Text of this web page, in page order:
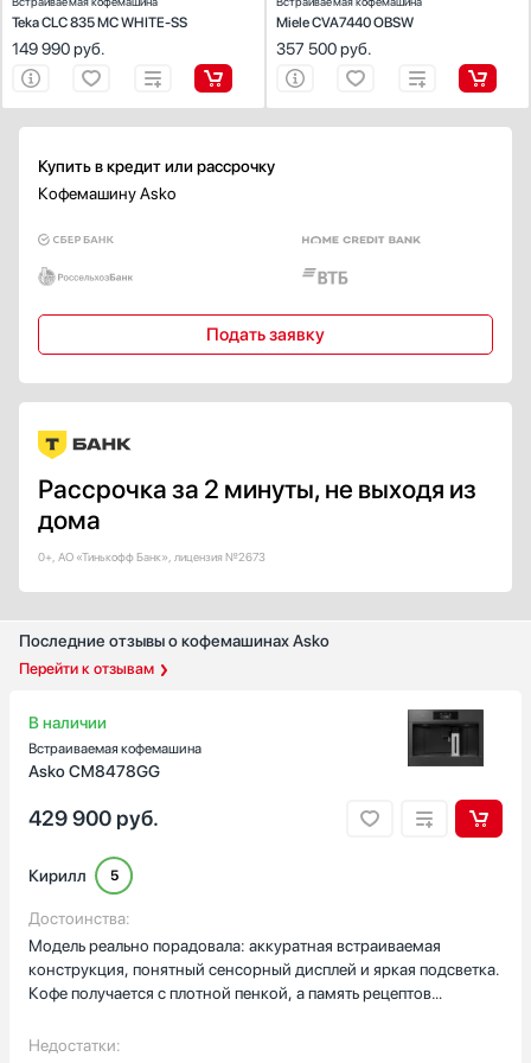
Чашек
Переключателей
Дисплея
Показать все
Противокапельная система
Есть
Элементы управления
Кнопочные
Дисплей
Есть
TFT
LCD
Цветной
Показать все
Дизайн-линия
Городской
Дизайнерский
Классика
Показать все
Германия
Евросоюз
Китай
Teka CLC 835 MC WHITE-SS
149 990руб.
Miele CVA7440 OBSW
357 500руб.
Купить в кредит или рассрочку
Кофемашину Asko
Подать заявку
Рассрочка за 2 минуты, не выходя из
дома
0+, АО «Тинькофф Банк», лицензия №2673
Последние отзывы о кофемашинах Asko
Перейти к отзывам
В наличии
Встраиваемая кофемашина
Asko CM8478GG
429 900 руб.
Кирилл 5
Достоинства:
Модель реально порадовала: аккуратная встраиваемая
конструкция, понятный сенсорный дисплей и яркая подсветка.
Кофе получается с плотной пенкой, а память рецептов
Недостатки: